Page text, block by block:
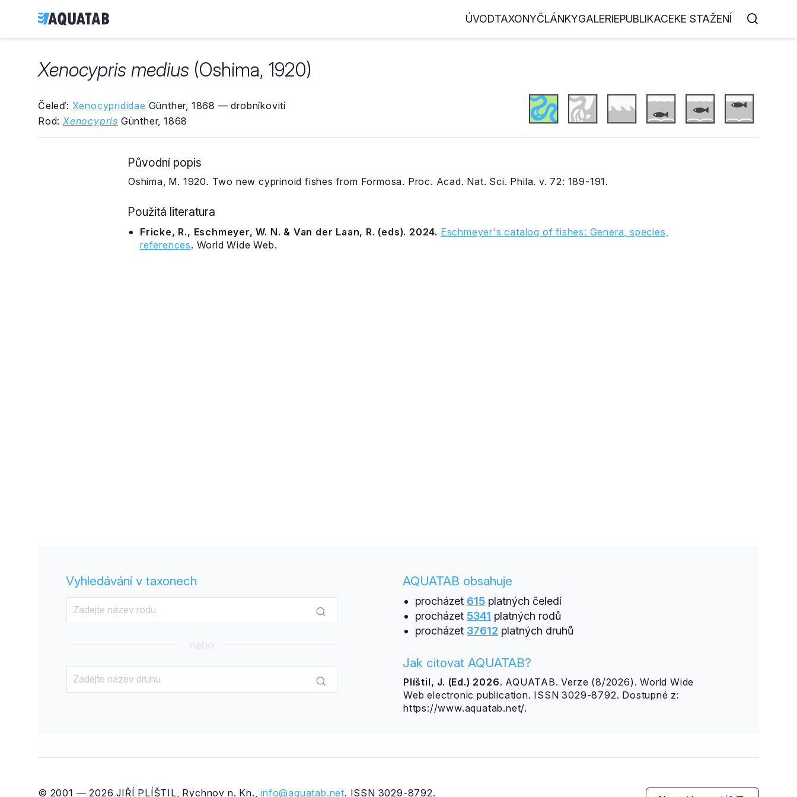
ÚVODTAXONYČLÁNKYGALERIEPUBLIKACEKE STAŽENÍ
Xenocypris medius (Oshima, 1920)
Čeleď: Xenocyprididae Günther, 1868 — drobníkovití
Rod: Xenocypris Günther, 1868
Původní popis
Oshima, M. 1920. Two new cyprinoid fishes from Formosa. Proc. Acad. Nat. Sci. Phila. v. 72: 189-191.
Použitá literatura
Fricke, R., Eschmeyer, W. N. & Van der Laan, R. (eds). 2024. Eschmeyer's catalog of fishes: Genera, species,
references. World Wide Web.
Vyhledávání v taxonech
nebo
AQUATAB obsahuje
procházet 615platných čeledí
procházet 5341 platných rodů
procházet 37612 platných druhů
Jak citovat AQUATAB?
Plíštil, J. (Ed.) 2026. AQUATAB. Verze (8/2026). World Wide
Web electronic publication. ISSN 3029-8792. Dostupné z:
https://www.aquatab.net/.
© 2001 — 2026 JIŘÍ PLÍŠTIL, Rychnov n. Kn.,info@aquatab.net. ISSN 3029-8792.